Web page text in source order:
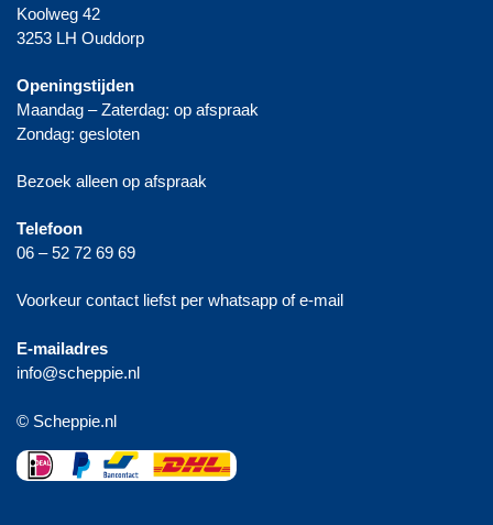
Koolweg 42
3253 LH Ouddorp
Openingstijden
Maandag – Zaterdag: op afspraak
Zondag: gesloten
Bezoek alleen op afspraak
Telefoon
06 – 52 72 69 69
Voorkeur contact liefst per whatsapp of e-mail
E-mailadres
info@scheppie.nl
© Scheppie.nl